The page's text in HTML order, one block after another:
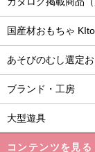
国産材おもちゃ
あそびのむし選定
ブランド・工房
大型遊具
コンテンツを見る